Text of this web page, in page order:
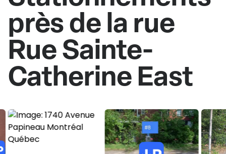
près de la rue
Rue Sainte-
Catherine East